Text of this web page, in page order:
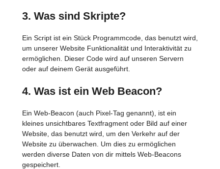
3. Was sind Skripte?
Ein Script ist ein Stück Programmcode, das benutzt wird,
um unserer Website Funktionalität und Interaktivität zu
ermöglichen. Dieser Code wird auf unseren Servern
oder auf deinem Gerät ausgeführt.
4. Was ist ein Web Beacon?
Ein Web-Beacon (auch Pixel-Tag genannt), ist ein
kleines unsichtbares Textfragment oder Bild auf einer
Website, das benutzt wird, um den Verkehr auf der
Website zu überwachen. Um dies zu ermöglichen
werden diverse Daten von dir mittels Web-Beacons
gespeichert.